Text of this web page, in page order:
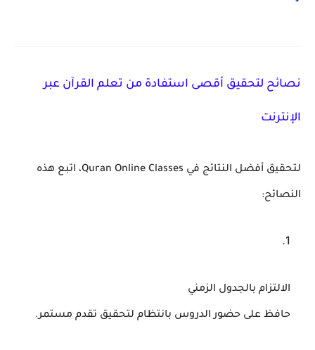
نصائح لتحقيق أقصى استفادة من تعلم القرآن عبر
الإنترنت
لتحقيق أفضل النتائج في Quran Online Classes، اتبع هذه
النصائح:
الالتزام بالجدول الزمني
حافظ على حضور الدروس بانتظام لتحقيق تقدم مستمر.